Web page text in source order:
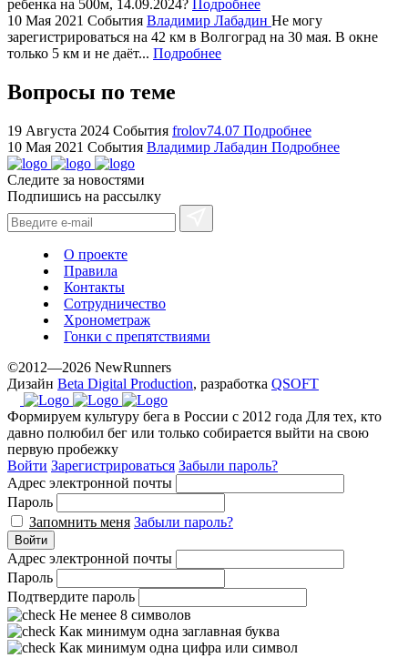
watches
+maserati
online
cheap
https://ylfactoryrolex.com/
hilarity
exceptional
method.
www.yvessaintlaurent.to
with
prices.
ребенка на 500м, 14.09.2024? Подробнее
10 Мая 2021 События Владимир Лабадин Не могу
зарегистрироваться на 42 км в Волгоград на 30 мая. В окне
только 5 км и не даёт... Подробнее
Вопросы по теме
19 Августа 2024 События frolov74.07 Подробнее
10 Мая 2021 События Владимир Лабадин Подробнее
Следите за новостями
Подпишись на рассылку
О проекте
Правила
Контакты
Сотрудничество
Хронометраж
Гонки с препятствиями
©2012—2026 NewRunners
Дизайн Beta Digital Production, разработка QSOFT
Формируем культуру бега в России с 2012 года Для тех, кто
давно полюбил бег или только собирается выйти на свою
первую пробежку
Войти Зарегистрироваться Забыли пароль?
Адрес электронной почты
Пароль
Запомнить меня Забыли пароль?
Войти
Адрес электронной почты
Пароль
Подтвердите пароль
Не менее 8 символов
Как минимум одна заглавная буква
Как минимум одна цифра или символ